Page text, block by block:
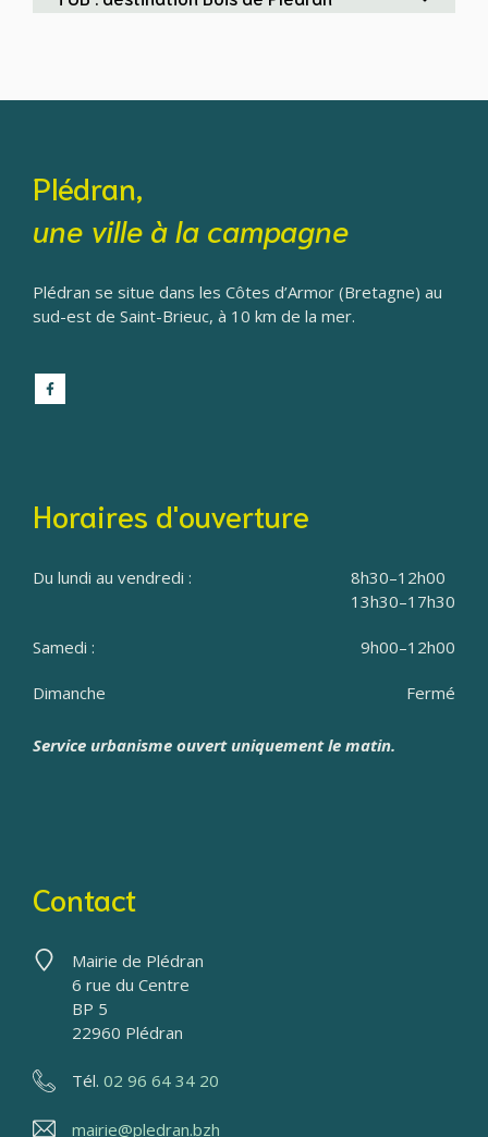
Plédran,
une ville à la campagne
Plédran se situe dans les Côtes d’Armor (Bretagne) au
sud-est de Saint-Brieuc, à 10 km de la mer.
Horaires d'ouverture
Du lundi au vendredi :
8h30–12h00
13h30–17h30
Samedi : 9h00–12h00
Dimanche Fermé
Service urbanisme ouvert uniquement le matin.
Contact
Mairie de Plédran
6 rue du Centre
BP 5
22960 Plédran
Tél. 02 96 64 34 20
mairie@pledran.bzh